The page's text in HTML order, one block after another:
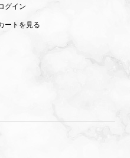
グイン
ートを見る